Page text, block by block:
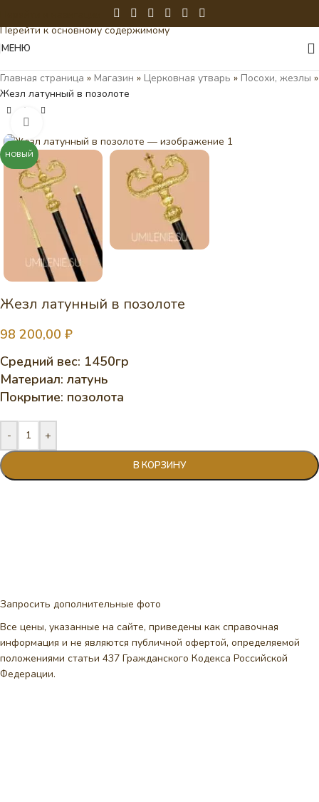
Перейти к основному содержимому
МЕНЮ
Главная страница » Магазин » Церковная утварь » Посохи, жезлы »
Жезл латунный в позолоте
НОВЫЙ
Жезл латунный в позолоте
98 200,00 ₽
Средний вес: 1450гр
Материал: латунь
Покрытие: позолота
- +
В КОРЗИНУ
Запросить дополнительные фото
Все цены, указанные на сайте, приведены как справочная
информация и не являются публичной офертой, определяемой
положениями статьи 437 Гражданского Кодекса Российской
Федерации.